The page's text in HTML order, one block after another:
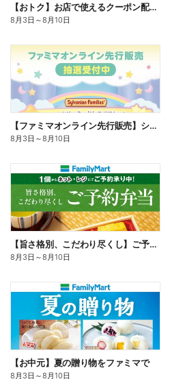
【おトク】お店で使えるクーポン配信中
8月3日 ～8月10日
【ファミマオンライン先行販売】シルバニアファミリー
8月3日 ～8月10日
【旨さ格別、こだわり尽くし】ご予約弁当
8月3日 ～8月10日
【お中元】夏の贈り物をファミマで
8月3日 ～8月10日